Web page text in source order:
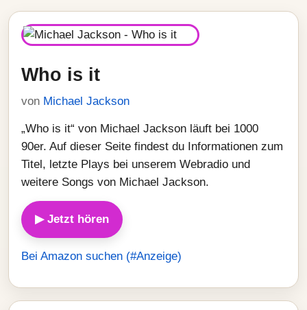
Who is it
von Michael Jackson
„Who is it“ von Michael Jackson läuft bei 1000
90er. Auf dieser Seite findest du Informationen zum
Titel, letzte Plays bei unserem Webradio und
weitere Songs von Michael Jackson.
▶ Jetzt hören
Bei Amazon suchen (#Anzeige)